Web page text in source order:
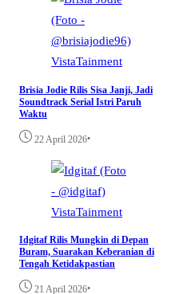
VistaTainment
Brisia Jodie Rilis Sisa Janji, Jadi
Soundtrack Serial Istri Paruh
Waktu
22 April 2026•
VistaTainment
Idgitaf Rilis Mungkin di Depan
Buram, Suarakan Keberanian di
Tengah Ketidakpastian
21 April 2026•